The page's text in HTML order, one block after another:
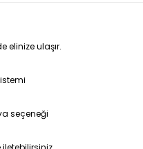
elinize ulaşır.
seçeneği